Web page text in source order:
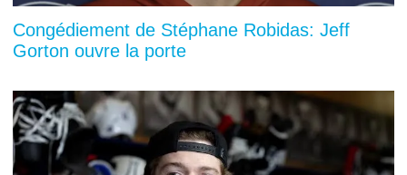
Congédiement de Stéphane Robidas: Jeff
Gorton ouvre la porte